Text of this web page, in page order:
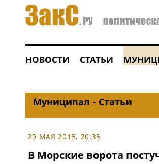
НОВОСТИ СТАТЬИ
Муниципал - Статьи
29 МАЯ 2015, 20:35
В Морские ворота